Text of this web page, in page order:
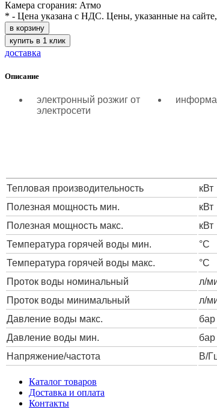
Камера сгорания: Атмо
* - Цена указана с НДС. Цены, указанные на
в корзину
купить в 1 клик
доставка
Описание
электронный розжиг от
электросети
Тепловая производительность
кВт
Полезная мощность мин.
кВт
Полезная мощность макс.
кВт
Температура горячей воды мин.
°C
Температура горячей воды макс.
°C
Проток воды номинальный
л/
Проток воды минимальный
л/
Давление воды макс.
бар
Давление воды мин.
бар
Напряжение/частота
В/
Каталог товаров
Доставка и оплата
Контакты